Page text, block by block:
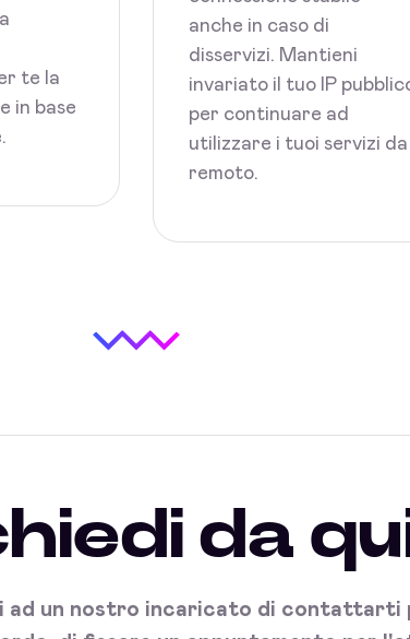
te la
in base
anche in caso di
disservizi. Mantieni
invariato il tuo IP
per continuare ad
utilizzare i tuoi servizi da
remoto.
da
ad un nostro incaricato di